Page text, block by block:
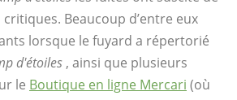
Beaucoup d’entre eux
lorsque le fuyard a répertorié
d'étoiles , ainsi que plusieurs
le Boutique en ligne Mercari (où